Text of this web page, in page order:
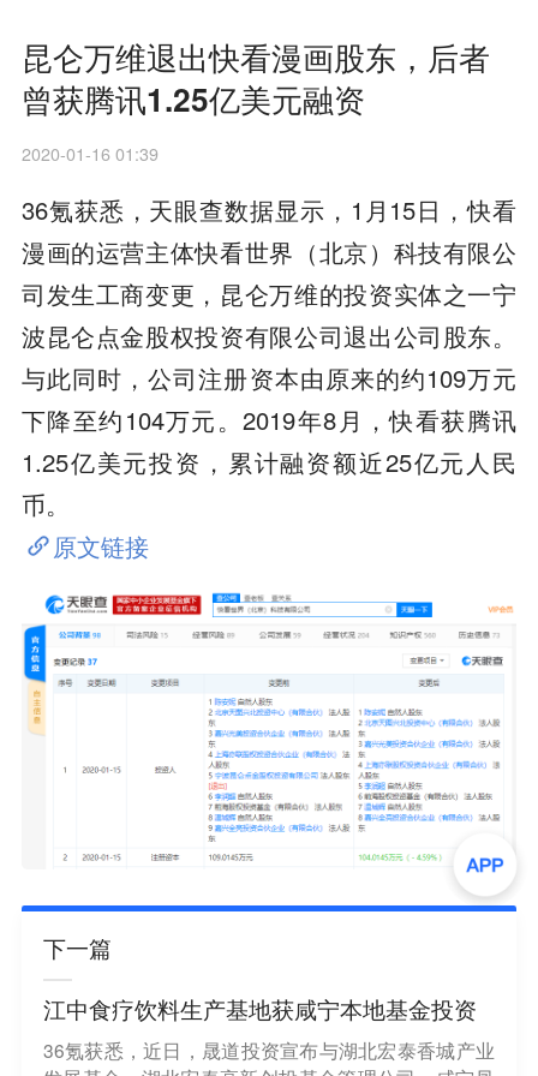
昆仑万维退出快看漫画股东，后者
曾获腾讯1.25亿美元融资
2020-01-16 01:39
36氪获悉，天眼查数据显示，1月15日，快看
漫画的运营主体快看世界（北京）科技有限公
司发生工商变更，昆仑万维的投资实体之一宁
波昆仑点金股权投资有限公司退出公司股东。
与此同时，公司注册资本由原来的约109万元
下降至约104万元。2019年8月，快看获腾讯
1.25亿美元投资，累计融资额近25亿元人民
币。
原文链接
下一篇
江中食疗饮料生产基地获咸宁本地基金投资
36氪获悉，近日，晟道投资宣布与湖北宏泰香城产业